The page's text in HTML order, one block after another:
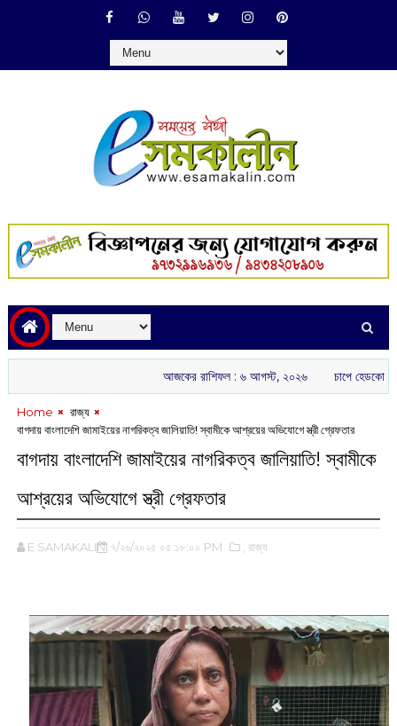
আজকের রাশিফল :‌ ‌‌৬ আগস্ট, ২০২৬ চাপে হেডকোচ গৌতম
Home
‌ রাজ্য
বাগদায় বাংলাদেশি জামাইয়ের নাগরিকত্ব জালিয়াতি! স্বামীকে আশ্রয়ের অভিযোগে স্ত্রী গ্রেফতার
বাগদায় বাংলাদেশি জামাইয়ের নাগরিকত্ব জালিয়াতি! স্বামীকে
আশ্রয়ের অভিযোগে স্ত্রী গ্রেফতার
E SAMAKALIN ৭/২৬/২০২৫ ০৫:১৮:০০ PM ,‌ রাজ্য